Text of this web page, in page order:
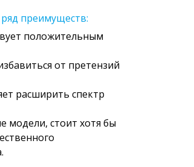
преимуществ:
положительным
от претензий
расширить спектр
модели, стоит хотя бы